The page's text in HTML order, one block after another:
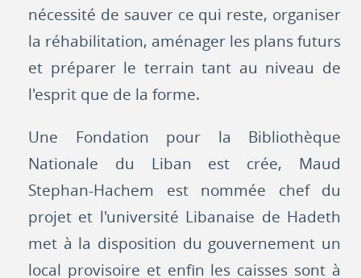
nécessité de sauver ce qui reste, organiser
la réhabilitation, aménager les plans futurs
et préparer le terrain tant au niveau de
l'esprit que de la forme.
Une Fondation pour la Bibliothèque
Nationale du Liban est crée, Maud
Stephan-Hachem est nommée chef du
projet et l'université Libanaise de Hadeth
met à la disposition du gouvernement un
local provisoire et enfin les caisses sont à